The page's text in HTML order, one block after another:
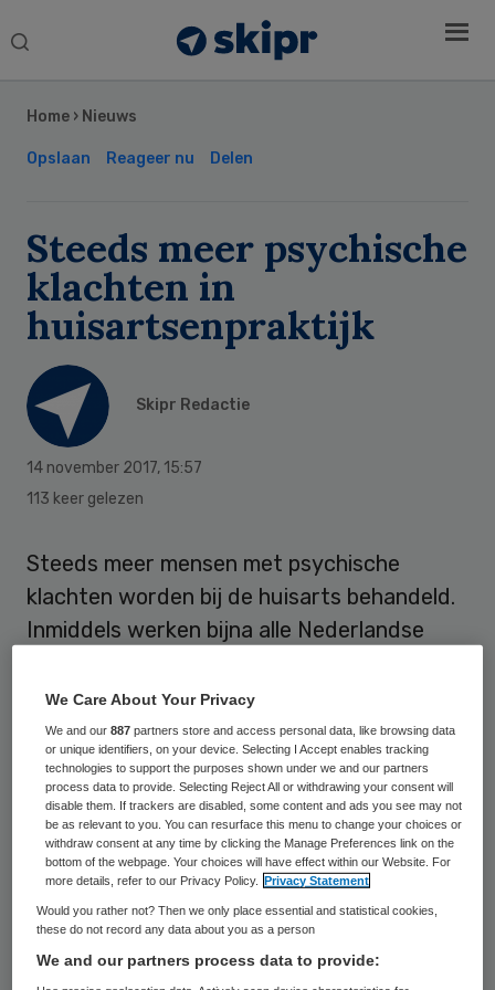
Search
Home › Nieuws
Opslaan Reageer nu Delen
Steeds meer psychische
klachten in
huisartsenpraktijk
Skipr Redactie
14 november 2017, 15:57
113 keer gelezen
Steeds meer mensen met psychische
klachten worden bij de huisarts behandeld.
Inmiddels werken bijna alle Nederlandse
praktijkondersteuners ggz (POH’s-GGZ).
Dit blijkt uit het promotieonderzoek ‘Mental
health care in general practice in the
context of a system reform’ van Tessa
Magnée, uitgevoerd bij het NIVEL. Zij
promoveert op 15 november 2017 aan de
Rijksuniversiteit Groningen.
Sidebar
We Care About Your Privacy
We and our887 partners store and access personal data, like browsing data
or unique identifiers, on your device. Selecting I Accept enables tracking
technologies to support the purposes shown under we and our partners
process data to provide. Selecting Reject All or withdrawing your consent will
disable them. If trackers are disabled, some content and ads you see may not
be as relevant to you. You can resurface this menu to change your choices or
withdraw consent at any time by clicking the Manage Preferences link on the
bottom of the webpage. Your choices will have effect within our Website. For
more details, refer to our Privacy Policy.
Privacy Statement
Would you rather not? Then we only place essential and statistical cookies,
these do not record any data about you as a person
We and our partners process data to provide: